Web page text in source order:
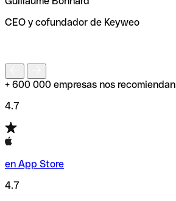
de enviar tu transferencia.
CEO y cofundador de Keyweo
+ 600 000 empresas nos recomiendan
4.7
en App Store
4.7